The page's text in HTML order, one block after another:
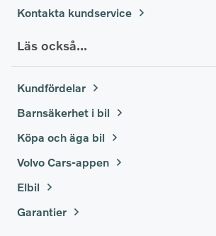
Kontakta kundservice
Läs också...
Kundfördelar
Barnsäkerhet i bil
Köpa och äga bil
Volvo Cars-appen
Elbil
Garantier